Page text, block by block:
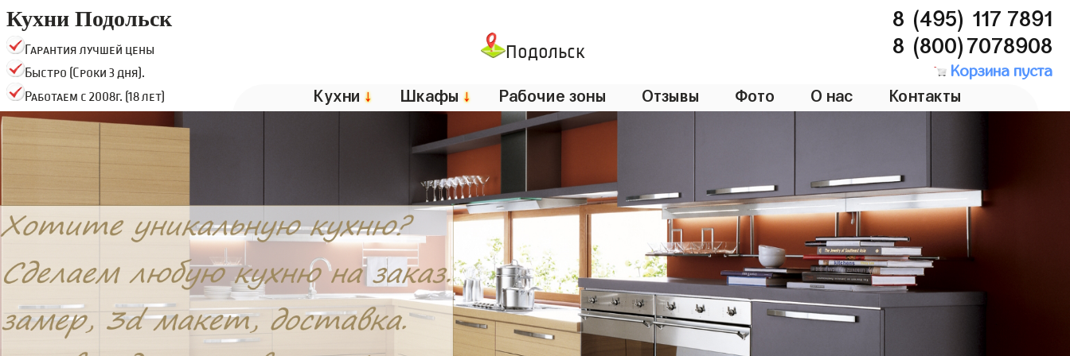
Кухни Подольск
Гарантия лучшей цены
Быстро (Сроки 3 дня).
Работаем с 2008г. (18 лет)
Подольск
8 (495) 117 7891
8 (800)7078908
Корзина пуста
Кухни ↓ Шкафы ↓ Рабочие зоны Отзывы Фото О нас Контакты